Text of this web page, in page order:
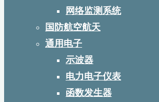
网络监测系统
国防航空航天
通用电子
示波器
电力电子仪表
函数发生器